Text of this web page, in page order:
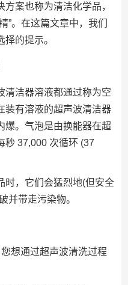
案也称为清洁化学品，
”。在这篇文章中，我们
的提示。
清洁器溶液都通过称为空
装有溶液的超声波清洁器
爆。气泡是由换能器在超
秒 37,000 次循环 (37
时，它们会猛烈地(但安全
并带走污染物。
想通过超声波清洗过程